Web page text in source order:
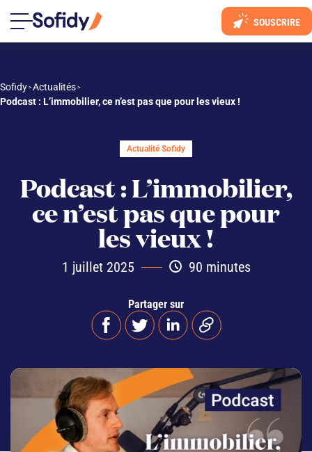
SOUSCRIRE
Sofidy > Actualités >
Podcast : L’immobilier, ce n’est pas que pour les vieux !
Actualité Sofidy
Podcast : L’immobilier,
ce n’est pas que pour
les vieux !
1 juillet 2025 90 minutes
Partager sur